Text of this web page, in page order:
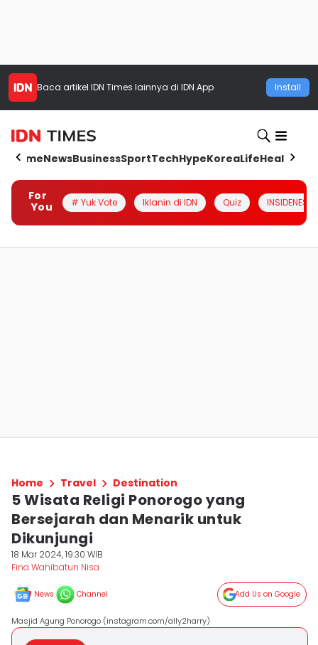
Baca artikel IDN Times lainnya di IDN App Install
HomeNewsBusinessSportTechHypeKoreaLifeHealth
For
You
# Yuk Vote Iklanin di IDN Quiz INSIDENESIA
Home Travel Destination
5 Wisata Religi Ponorogo yang
Bersejarah dan Menarik untuk
Dikunjungi
18 Mar 2024, 19:30 WIB
Fina Wahibatun Nisa
News Channel Add Us on Google
Masjid Agung Ponorogo (instagram.com/ally2harry)